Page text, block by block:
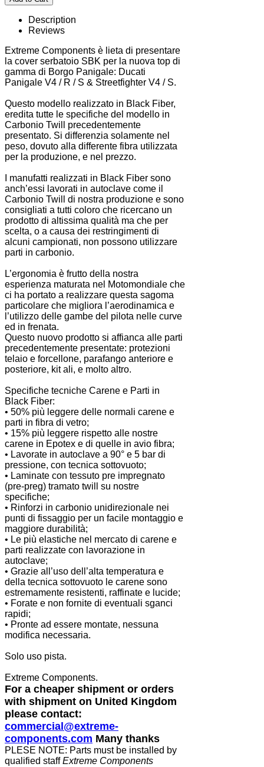
Description
Reviews
Extreme Components è lieta di presentare
la cover serbatoio SBK per la nuova top di
gamma di Borgo Panigale: Ducati
Panigale V4 / R / S & Streetfighter V4 / S.
Questo modello realizzato in Black Fiber,
eredita tutte le specifiche del modello in
Carbonio Twill precedentemente
presentato. Si differenzia solamente nel
peso, dovuto alla differente fibra utilizzata
per la produzione, e nel prezzo.
I manufatti realizzati in Black Fiber sono
anch’essi lavorati in autoclave come il
Carbonio Twill di nostra produzione e sono
consigliati a tutti coloro che ricercano un
prodotto di altissima qualità ma che per
scelta, o a causa dei restringimenti di
alcuni campionati, non possono utilizzare
parti in carbonio.
L’ergonomia è frutto della nostra
esperienza maturata nel Motomondiale che
ci ha portato a realizzare questa sagoma
particolare che migliora l’aerodinamica e
l’utilizzo delle gambe del pilota nelle curve
ed in frenata.
Questo nuovo prodotto si affianca alle parti
precedentemente presentate: protezioni
telaio e forcellone, parafango anteriore e
posteriore, kit ali, e molto altro.
Specifiche tecniche Carene e Parti in
Black Fiber:
• 50% più leggere delle normali carene e
parti in fibra di vetro;
• 15% più leggere rispetto alle nostre
carene in Epotex e di quelle in avio fibra;
• Lavorate in autoclave a 90° e 5 bar di
pressione, con tecnica sottovuoto;
• Laminate con tessuto pre impregnato
(pre-preg) tramato twill su nostre
specifiche;
• Rinforzi in carbonio unidirezionale nei
punti di fissaggio per un facile montaggio e
maggiore durabilità;
• Le più elastiche nel mercato di carene e
parti realizzate con lavorazione in
autoclave;
• Grazie all’uso dell’alta temperatura e
della tecnica sottovuoto le carene sono
estremamente resistenti, raffinate e lucide;
• Forate e non fornite di eventuali sganci
rapidi;
• Pronte ad essere montate, nessuna
modifica necessaria.
Solo uso pista.
Extreme Components.
For a cheaper shipment or orders
with shipment on United Kingdom
please contact:
commercial@extreme-
components.com Many thanks
PLESE NOTE: Parts must be installed by
qualified staffExtreme Components